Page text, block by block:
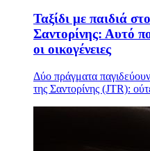
Ταξίδι με παιδιά
Σαντορίνης: Αυτό
οι οικογένειες
Δύο πράγματα
της Σαντορίνης (JTR):